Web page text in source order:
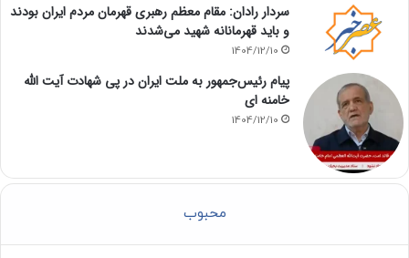
سردار رادان: مقام معظم رهبری قهرمان مردم ایران بودند
و باید قهرمانانه شهید می‌شدند
1404/12/10
پیام رئیس‌جمهور به ملت ایران در پی شهادت آیت الله
خامنه ای
1404/12/10
محبوب